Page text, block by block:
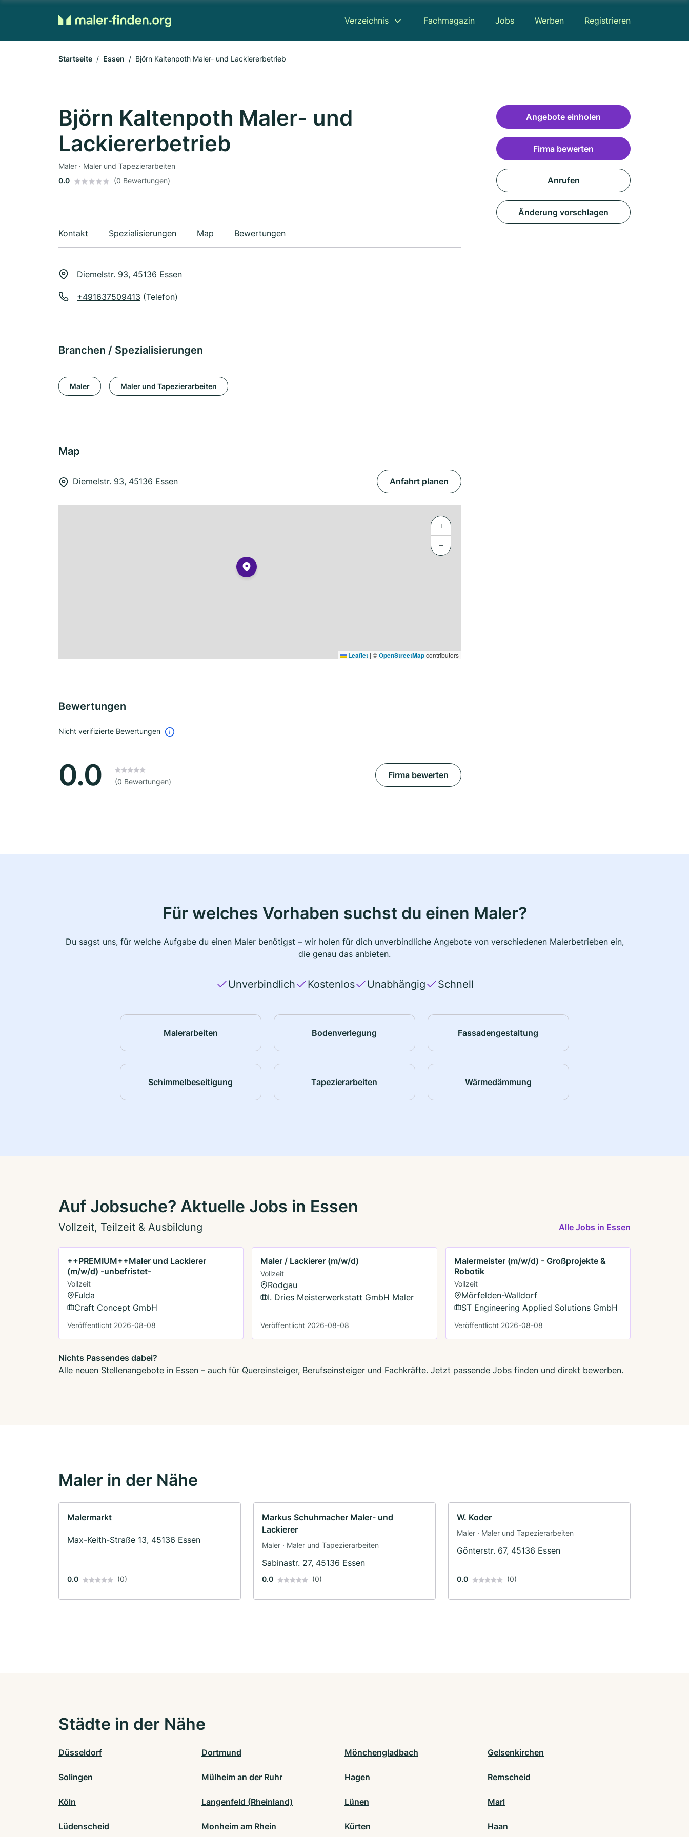
Verzeichnis Fachmagazin Jobs Werben Registrieren
Startseite Essen Björn Kaltenpoth Maler- und Lackiererbetrieb
Björn Kaltenpoth Maler- und
Lackiererbetrieb
Maler · Maler und Tapezierarbeiten
0.0
(0 Bewertungen)
Kontakt Spezialisierungen Map Bewertungen
Diemelstr. 93, 45136 Essen
+491637509413 (Telefon)
Branchen / Spezialisierungen
Maler Maler und Tapezierarbeiten
Map
Diemelstr. 93, 45136 Essen Anfahrt planen
+
−
Leaflet | ©OpenStreetMapcontributors
Bewertungen
Nicht verifizierte Bewertungen
0.0 (0 Bewertungen)
Firma bewerten
Angebote einholen
Firma bewerten
Anrufen
Änderung vorschlagen
Für welches Vorhaben suchst du einen Maler?
Du sagst uns, für welche Aufgabe du einen Maler benötigst – wir holen für dich unverbindliche Angebote von verschiedenen Malerbetrieben ein,
die genau das anbieten.
Unverbindlich Kostenlos Unabhängig Schnell
Malerarbeiten Bodenverlegung Fassadengestaltung
Schimmelbeseitigung Tapezierarbeiten Wärmedämmung
Auf Jobsuche? Aktuelle Jobs in Essen
Vollzeit, Teilzeit & Ausbildung Alle Jobs in Essen
++PREMIUM++Maler und Lackierer
(m/w/d) -unbefristet-
Vollzeit
Fulda
Craft Concept GmbH
Veröffentlicht 2026-08-08
Maler / Lackierer (m/w/d)
Vollzeit
Rodgau
I. Dries Meisterwerkstatt GmbH Maler
Veröffentlicht 2026-08-08
Malermeister (m/w/d) - Großprojekte &
Robotik
Vollzeit
Mörfelden-Walldorf
ST Engineering Applied Solutions GmbH
Veröffentlicht 2026-08-08
Nichts Passendes dabei?
Alle neuen Stellenangebote in Essen – auch für Quereinsteiger, Berufseinsteiger und Fachkräfte. Jetzt passende Jobs finden und direkt bewerben.
Maler in der Nähe
Malermarkt
Max-Keith-Straße 13, 45136 Essen
0.0 (0)
Markus Schuhmacher Maler- und
Lackierer
Maler · Maler und Tapezierarbeiten
Sabinastr. 27, 45136 Essen
0.0 (0)
W. Koder
Maler · Maler und Tapezierarbeiten
Gönterstr. 67, 45136 Essen
0.0 (0)
Städte in der Nähe
Düsseldorf Dortmund Mönchengladbach Gelsenkirchen
Solingen Mülheim an der Ruhr Hagen Remscheid
Köln Langenfeld (Rheinland) Lünen Marl
Lüdenscheid Monheim am Rhein Kürten Haan